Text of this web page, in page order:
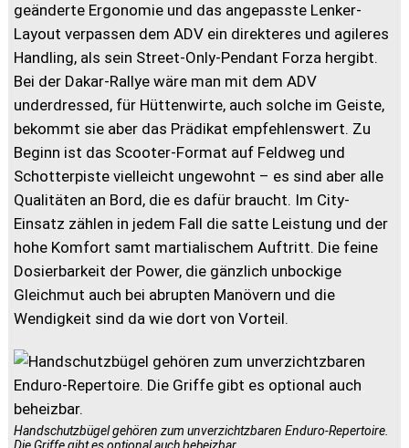
geänderte Ergonomie und das angepasste Lenker-
Layout verpassen dem ADV ein direkteres und agileres
Handling, als sein Street-Only-Pendant Forza hergibt.
Bei der Dakar-Rallye wäre man mit dem ADV
underdressed, für Hüttenwirte, auch solche im Geiste,
bekommt sie aber das Prädikat empfehlenswert. Zu
Beginn ist das Scooter-Format auf Feldweg und
Schotterpiste vielleicht ungewohnt – es sind aber alle
Qualitäten an Bord, die es dafür braucht. Im City-
Einsatz zählen in jedem Fall die satte Leistung und der
hohe Komfort samt martialischem Auftritt. Die feine
Dosierbarkeit der Power, die gänzlich unbockige
Gleichmut auch bei abrupten Manövern und die
Wendigkeit sind da wie dort von Vorteil.
Handschutzbügel gehören zum unverzichtzbaren Enduro-Repertoire.